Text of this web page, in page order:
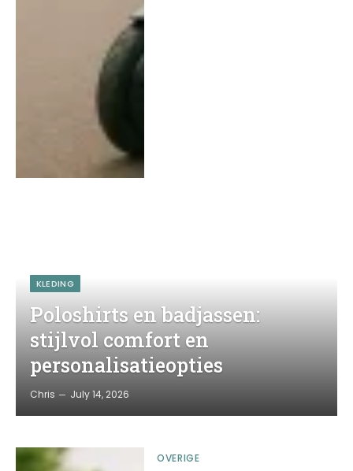
KLEDING
Poloshirts en badjassen:
stijlvol comfort en
personalisatieopties
Chris July 14, 2026
OVERIGE